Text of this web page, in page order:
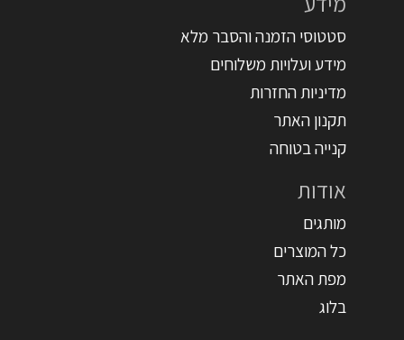
סטטוסי הזמנה והסבר מלא
מידע ועלויות משלוחים
מדיניות החזרות
תקנון האתר
קנייה בטוחה
אודות
מותגים
כל המוצרים
מפת האתר
בלוג